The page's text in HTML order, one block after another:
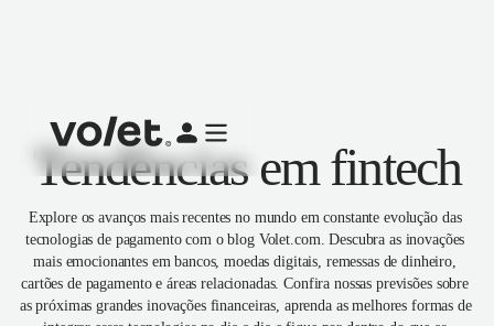
Tendências em fintech
Explore os avanços mais recentes no mundo em constante evolução das
tecnologias de pagamento com o blog Volet.com. Descubra as inovações
mais emocionantes em bancos, moedas digitais, remessas de dinheiro,
cartões de pagamento e áreas relacionadas. Confira nossas previsões sobre
as próximas grandes inovações financeiras, aprenda as melhores formas de